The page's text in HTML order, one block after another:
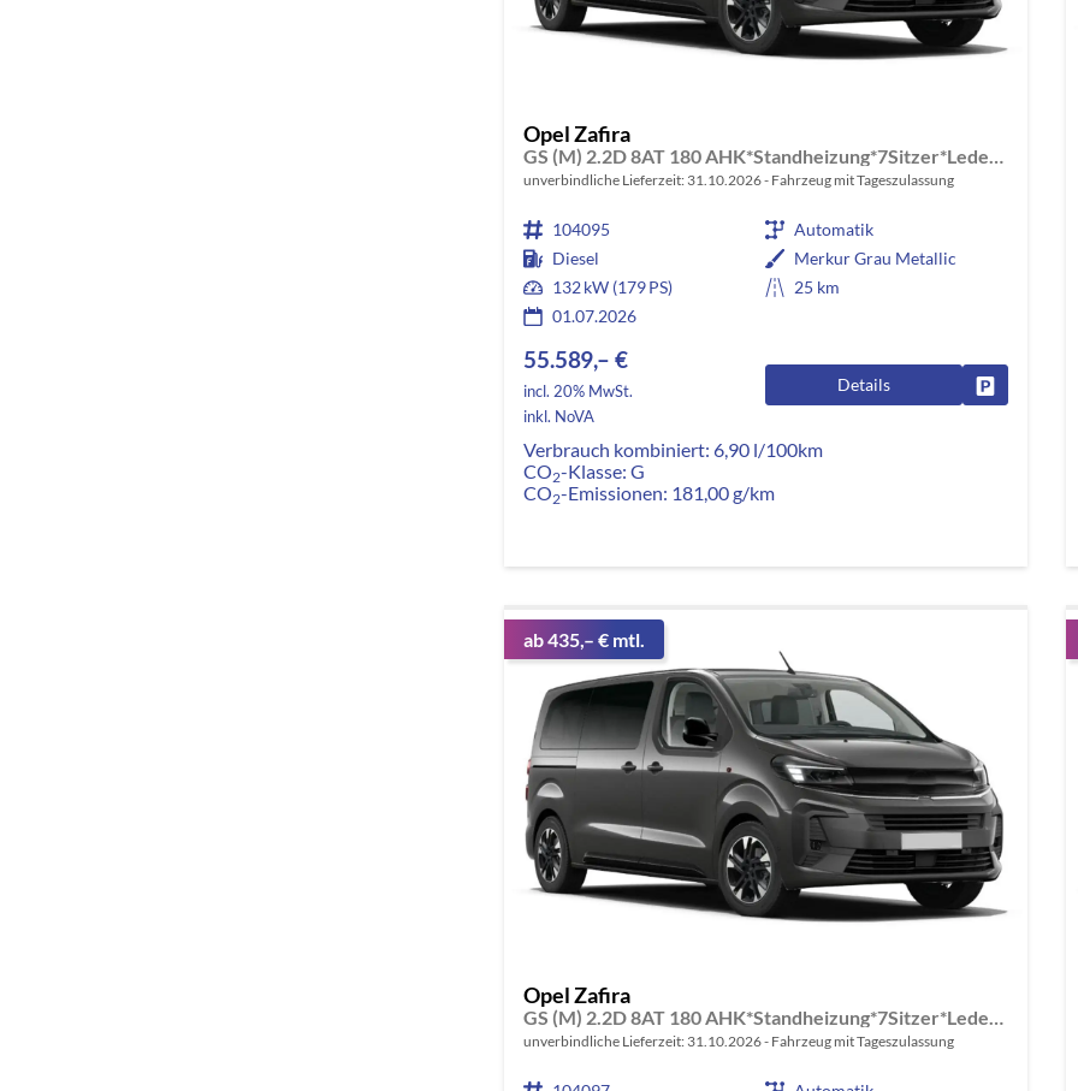
Opel Zafira
GS (M) 2.2D 8AT 180 AHK*Standheizung*7Sitzer*Leder*Android Auto*Navi*SHZ*Kamera
unverbindliche Lieferzeit: 31.10.2026 Fahrzeug mit Tageszulassung
104095
Automatik
Diesel
Merkur Grau Metallic
132 kW (179 PS)
25 km
01.07.2026
55.589,– €
incl. 20% MwSt.
inkl. NoVA
Details Fahrzeug
Verbrauch kombiniert: 6,90 l/100km
CO2-Klasse: G
CO2-Emissionen: 181,00 g/km
ab 435,– € mtl.
Opel Zafira
GS (M) 2.2D 8AT 180 AHK*Standheizung*7Sitzer*Leder*Android Auto*Navi*SHZ*Kamera
unverbindliche Lieferzeit: 31.10.2026 Fahrzeug mit Tageszulassung